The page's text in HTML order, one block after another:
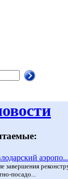
аэропо...
завершения
посадо...